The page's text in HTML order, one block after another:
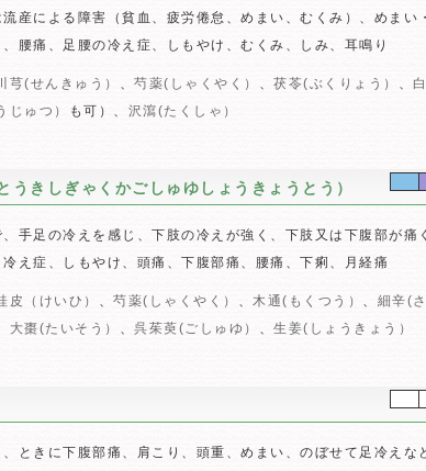
産による障害（貧血、疲労倦怠、めまい、むくみ）、めまい
腰痛、足腰の冷え症、しもやけ、むくみ、しみ、耳鳴り
芎(せんきゅう） 、 芍薬(しゃくやく） 、 茯苓(ぶくりょう） 、
じゅつ） も可）、 沢瀉(たくしゃ）
うきしぎゃくかごしゅゆしょうきょうとう）
手足の冷えを感じ、下肢の冷えが強く、下肢又は下腹部が痛
え症、しもやけ、頭痛、下腹部痛、腰痛、下痢、月経痛
皮（けいひ） 、 芍薬(しゃくやく） 、 木通(もくつう） 、 細辛(
大棗(たいそう） 、 呉茱萸(ごしゅゆ） 、 生姜(しょうきょう）
ときに下腹部痛、肩こり、頭重、めまい、のぼせて足冷えな